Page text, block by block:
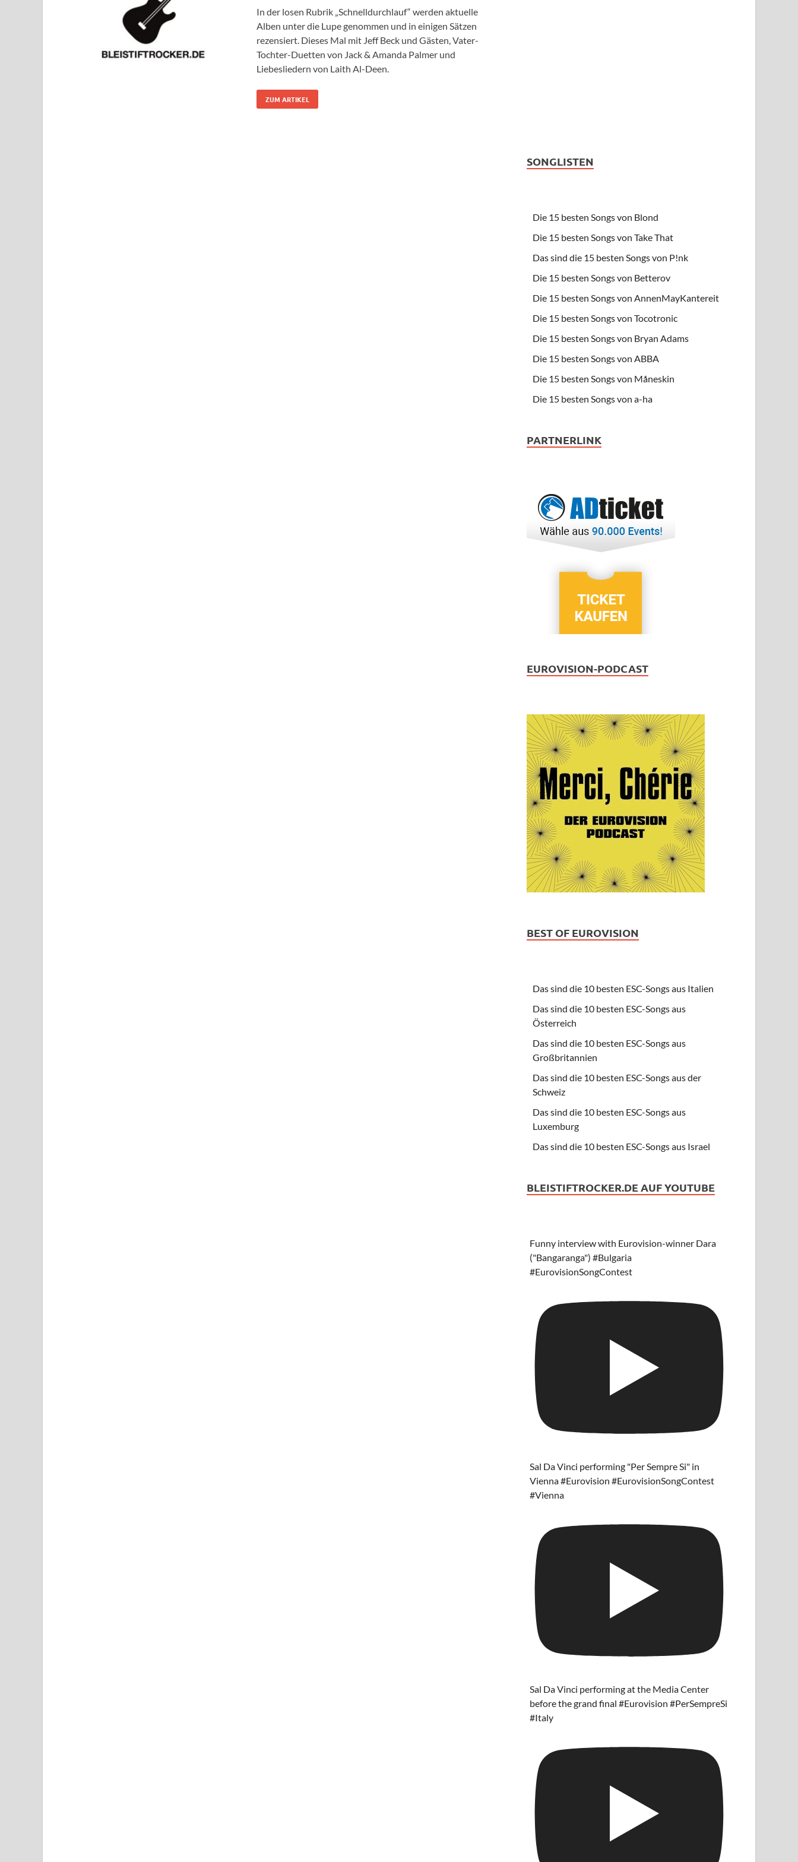
In der losen Rubrik „Schnelldurchlauf“ werden aktuelle
Alben unter die Lupe genommen und in einigen Sätzen
rezensiert. Dieses Mal mit Jeff Beck und Gästen, Vater-
Tochter-Duetten von Jack & Amanda Palmer und
Liebesliedern von Laith Al-Deen.
ZUM ARTIKEL
SONGLISTEN
Die 15 besten Songs von Blond
Die 15 besten Songs von Take That
Das sind die 15 besten Songs von P!nk
Die 15 besten Songs von Betterov
Die 15 besten Songs von AnnenMayKantereit
Die 15 besten Songs von Tocotronic
Die 15 besten Songs von Bryan Adams
Die 15 besten Songs von ABBA
Die 15 besten Songs von Måneskin
Die 15 besten Songs von a-ha
PARTNERLINK
EUROVISION-PODCAST
BEST OF EUROVISION
Das sind die 10 besten ESC-Songs aus Italien
Das sind die 10 besten ESC-Songs aus
Österreich
Das sind die 10 besten ESC-Songs aus
Großbritannien
Das sind die 10 besten ESC-Songs aus der
Schweiz
Das sind die 10 besten ESC-Songs aus
Luxemburg
Das sind die 10 besten ESC-Songs aus Israel
BLEISTIFTROCKER.DE AUF YOUTUBE
Funny interview with Eurovision-winner Dara
("Bangaranga") #Bulgaria
#EurovisionSongContest
Sal Da Vinci performing "Per Sempre Si" in
Vienna #Eurovision #EurovisionSongContest
#Vienna
Sal Da Vinci performing at the Media Center
before the grand final #Eurovision #PerSempreSi
#Italy